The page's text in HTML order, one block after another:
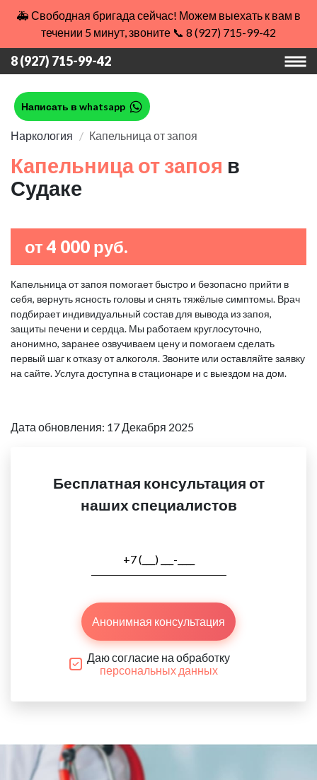
🚑 Свободная бригада сейчас! Можем выехать к вам в
течении 5 минут, звоните 📞 8 (927) 715-99-42
8 (927) 715-99-42
Написать в whatsapp
Наркология Капельница от запоя
Капельница от запоя в
Судаке
от 4 000 руб.
Капельница от запоя помогает быстро и безопасно прийти в
себя, вернуть ясность головы и снять тяжёлые симптомы. Врач
подбирает индивидуальный состав для вывода из запоя,
защиты печени и сердца. Мы работаем круглосуточно,
анонимно, заранее озвучиваем цену и помогаем сделать
первый шаг к отказу от алкоголя. Звоните или оставляйте заявку
на сайте. Услуга доступна в стационаре и с выездом на дом.
Дата обновления: 17 Декабря 2025
Бесплатная консультация от
наших специалистов
Анонимная консультация
Даю согласие на обработку
персональных данных